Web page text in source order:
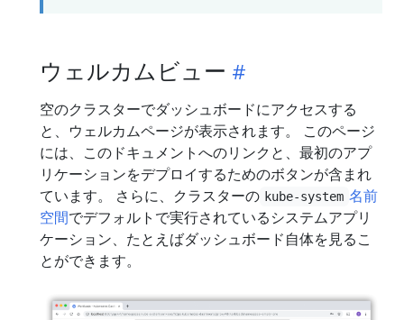
ウェルカムビュー
空のクラスターでダッシュボードにアクセスする
と、ウェルカムページが表示されます。 このページ
には、このドキュメントへのリンクと、最初のアプ
リケーションをデプロイするためのボタンが含まれ
ています。 さらに、クラスターの kube-system 名前
空間でデフォルトで実行されているシステムアプリ
ケーション、たとえばダッシュボード自体を見るこ
とができます。